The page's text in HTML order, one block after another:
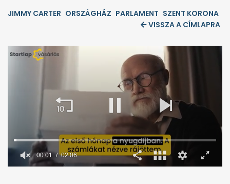
JIMMY CARTER ORSZÁGHÁZ PARLAMENT SZENT KORONA
VISSZA A CÍMLAPRA
00:02 02:06